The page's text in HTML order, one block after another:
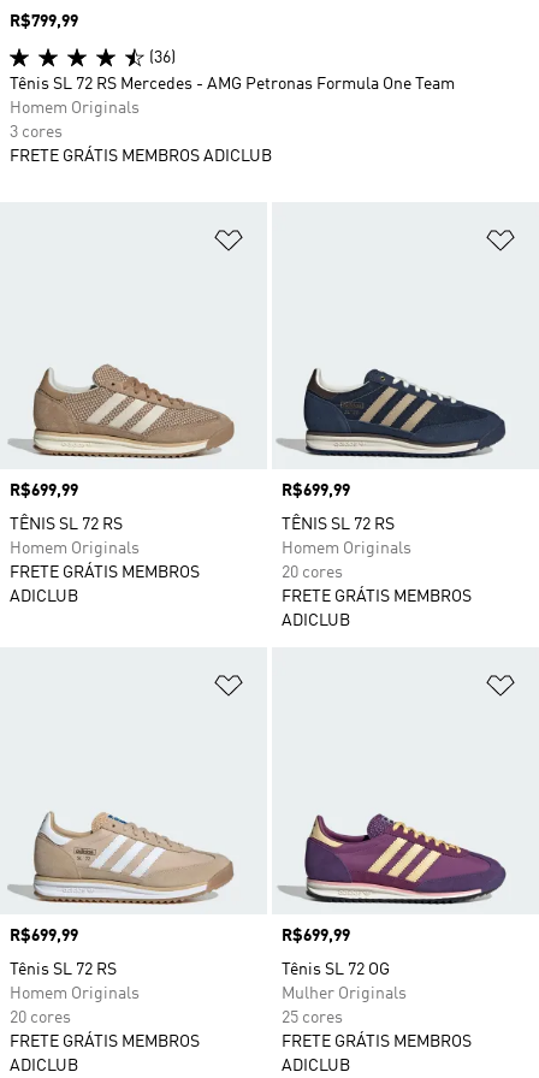
Preço
R$699,99
TÊNIS SL 72 RS
Homem Originals
FRETE GRÁTIS MEMBROS
ADICLUB
Preço
R$699,99
TÊNIS SL 72 RS
Homem Originals
20 cores
FRETE GRÁTIS MEMBROS
ADICLUB
Preço
R$699,99
Tênis SL 72 RS
Homem Originals
20 cores
FRETE GRÁTIS MEMBROS
ADICLUB
Preço
R$699,99
Tênis SL 72 OG
Mulher Originals
25 cores
FRETE GRÁTIS MEMBROS
ADICLUB
Preço
R$799,99
(36)
Tênis SL 72 RS Mercedes - AMG Petronas Formula One Team
Homem Originals
3 cores
FRETE GRÁTIS MEMBROS ADICLUB